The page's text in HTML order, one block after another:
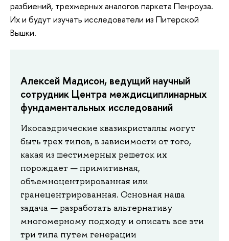
разбиений, трехмерных аналогов паркета Пенроуза.
Их и будут изучать исследователи из Питерской
Вышки.
Алексей Мадисон, ведущий научный
сотрудник Центра междисциплинарных
фундаментальных исследований
Икосаэдрические квазикристаллы могут
быть трех типов, в зависимости от того,
какая из шестимерных решеток их
порождает — примитивная,
объемноцентрированная или
гранецентрированная. Основная наша
задача — разработать альтернативу
многомерному подходу и описать все эти
три типа путем генерации